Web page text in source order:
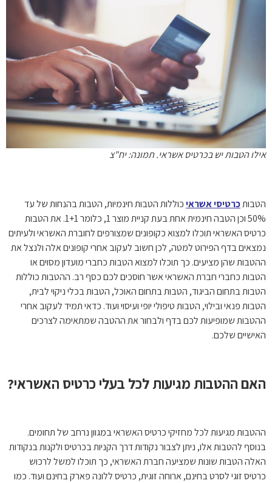
אילו הטבות יש בכרטיס אשראי. תמונה: יח"צ
הטבותכרטיסי אשראיכוללות הטבות חינמיות, הטבות בהנחות של עד
50% וכן הטבה חינמית אחת בעת קניית מוצר 1, כלומר 1+1. את הטבות
כרטיס האשראי תוכלו למצוא כקופונים שמצורפים לחוברת האשראי ולעיתים
נמצאים בדף הפירוט למטה, לכן חשוב לעקוב אחרי קופונים אלה ולנצל את
ההטבות שהן מציעים. כך תוכלו למצוא הטבות כחברי מועדון מסוים או
הטבות כחברי חברת האשראי אשר חוסכים לכם כסף רב. ההטבות כוללות
הטבות בתחום הביגוד, הטבות בתחום האוכל, הטבות בכלי ניקוי לבית,
הטבות פנאי ובילוי, הטבות טיפולי יופי ועיסוי ועוד. כדאי תמיד לעקוב אחרי
ההטבות שמופיעות לכם בדף ולבחור את ההטבה שמתאימה לצרכים
האישיים שלכם.
האם ההטבות מגיעות לכל בעלי כרטיס האשראי?
ההטבות מגיעות לכל מחזיקי כרטיס האשראי במגוון נרחב של תחומים.
בנוסף להטבות אלו, ניתן לצבור נקודות דרך הקניות בכרטיס ולקנות בנקודות
האלה הטבות שונות שמציעה חברת האשראי, כך תוכלו למשל לרכוש
כרטיס זוגי לסרט בחינם, ארוחה זוגית, כרטיס ללונה פארק בחינם ועוד. כמו